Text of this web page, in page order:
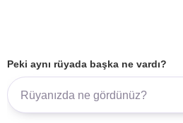
Peki aynı rüyada başka ne vardı?